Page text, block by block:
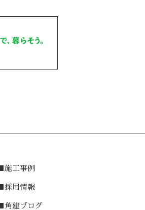
■施工事例
■採用情報
■角建ブログ